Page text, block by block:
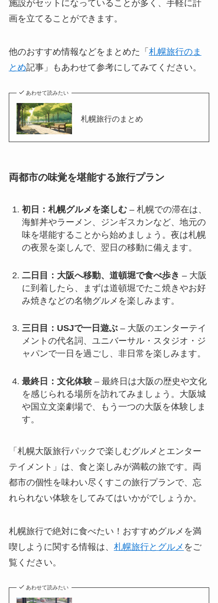
施設がセットになっていることが多く、手軽に計
画を立てることができます。
他のおすすめ情報などをまとめた「 札幌旅行のま
とめ記事」もあわせて参考にしてみてください。
あわせて読みたい
札幌旅行のまとめ
両都市の味覚を堪能する旅行プラン
初日：札幌グルメを楽しむ– 札幌での滞在は、
海鮮丼やラーメン、ジンギスカンなど、地元の
味を堪能することから始めましょう。夜は札幌
の夜景を楽しんで、翌日の移動に備えます。
二日目：大阪へ移動、道頓堀で食べ歩き – 大阪
に到着したら、まずは道頓堀でたこ焼きやお好
み焼きなどの名物グルメを楽しみます。
三日目：USJで一日遊ぶ– 大阪のエンターテイ
メントの代名詞、ユニバーサル・スタジオ・ジ
ャパンで一日を過ごし、非日常を楽しみます。
最終日：文化体験– 最終日は大阪の歴史や文化
を感じられる場所を訪れてみましょう。大阪城
や国立文楽劇場で、もう一つの大阪を体験しま
す。
「札幌大阪旅行パックで楽しむグルメとエンター
テイメント」は、食と楽しみが満載の旅です。両
都市の個性を味わい尽くすこの旅行プランで、忘
れられない体験をしてみてはいかがでしょうか。
札幌旅行で絶対に食べたい！おすすめグルメを満
喫しように関する情報は、 札幌旅行とグルメ をご
覧ください。
あわせて読みたい